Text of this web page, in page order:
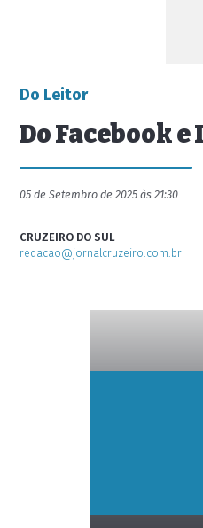
Do Leitor
Do Facebook
05 de Setembro de 2025 às 21:30
CRUZEIRO DO SUL
redacao@jornalcruzeiro.com.br